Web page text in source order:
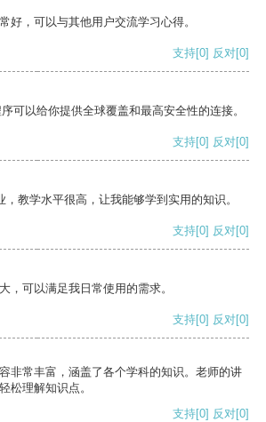
好，可以与其他用户交流学习心得。
支持[0] 反对[0]
可以给你提供全球覆盖和最高安全性的连接。
支持[0] 反对[0]
教学水平很高，让我能够学到实用的知识。
支持[0] 反对[0]
，可以满足我日常使用的需求。
支持[0] 反对[0]
非常丰富，涵盖了各个学科的知识。老师的讲
松理解知识点。
支持[0] 反对[0]